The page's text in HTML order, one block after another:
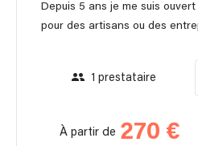
Depuis 5 ans je me suis
pour des artisans ou des
1 prestataire
À partir de 270 €